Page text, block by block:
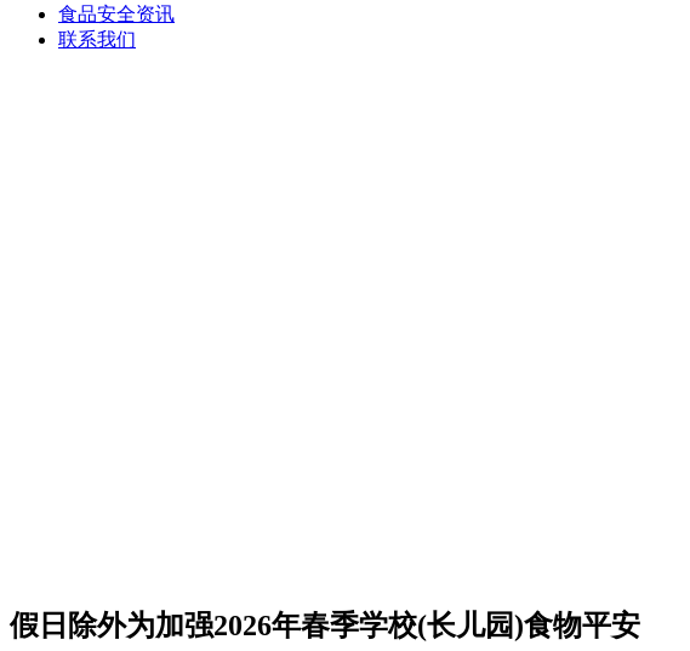
食品安全资讯
联系我们
假日除外为加强2026年春季学校(长儿园)食物平安